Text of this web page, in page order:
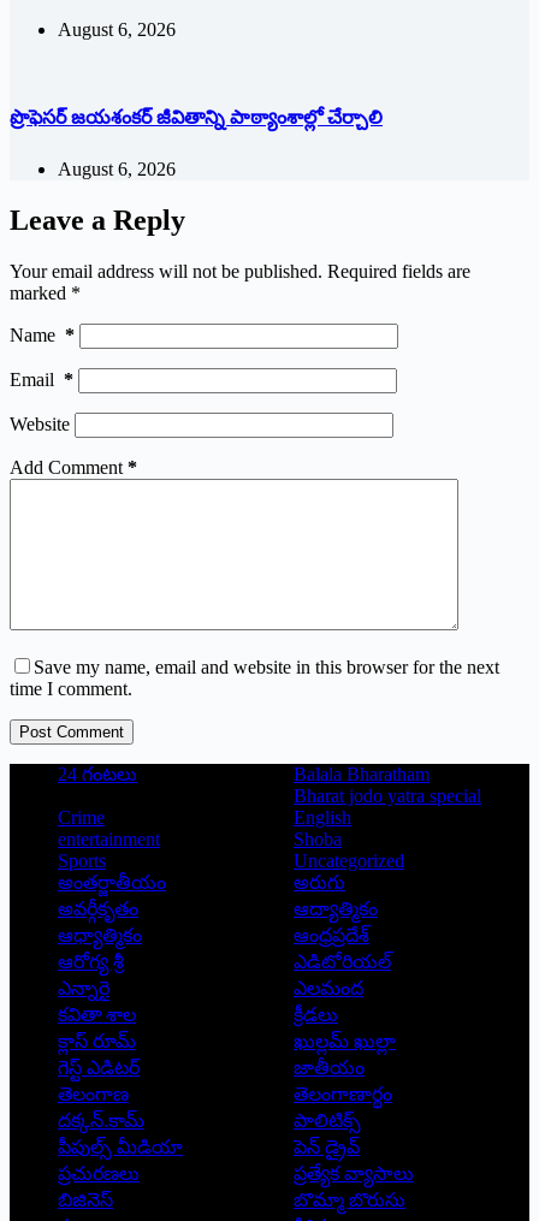
August 6, 2026
ప్రొఫెసర్ జయశంకర్ జీవితాన్ని పాఠ్యాంశాల్లో చేర్చాలి
August 6, 2026
Leave a Reply
Your email address will not be published. Required fields are
marked *
Name *
Email *
Website
Add Comment *
Save my name, email and website in this browser for the next
time I comment.
Post Comment
24 గంటలు
Balala Bharatham
Bharat jodo yatra special
Crime
English
entertainment
Shoba
Sports
Uncategorized
అంతర్జాతీయం
అరుగు
అవర్గీకృతం
ఆద్యాత్మికం
ఆధ్యాత్మికం
ఆంధ్రప్రదేశ్
ఆరోగ్య శ్రీ
ఎడిటోరియల్
ఎన్నారై
ఎలమంద
కవితా శాల
క్రీడలు
క్లాస్ రూమ్
ఖుల్లమ్ ఖుల్లా
గెస్ట్ ఎడిటర్
జాతీయం
తెలంగాణ
తెలంగాణార్థం
దక్కన్.కామ్
పాలిటిక్స్
పీపుల్స్ ‌మీడియా
పెన్ డ్రైవ్
ప్రచురణలు
ప్రత్యేక వ్యాసాలు
బిజినెస్
బొమ్మా బొరుసు